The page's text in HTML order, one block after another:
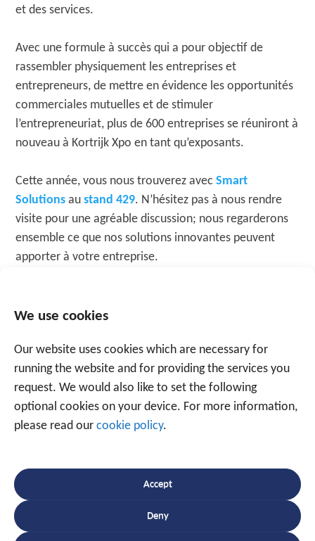
We use cookies
Our website uses cookies which are necessary for
running the website and for providing the services you
request. We would also like to set the following
optional cookies on your device. For more information,
please read our cookie policy.
Accept
Deny
et des services.
Avec une formule à succès qui a pour objectif de
rassembler physiquement les entreprises et
entrepreneurs, de mettre en évidence les opportunités
commerciales mutuelles et de stimuler
l’entrepreneuriat, plus de 600 entreprises se réuniront à
nouveau à Kortrijk Xpo en tant qu’exposants.
Cette année, vous nous trouverez avecSmart
Solutions austand 429. N’hésitez pas à nous rendre
visite pour une agréable discussion; nous regarderons
ensemble ce que nos solutions innovantes peuvent
apporter à votre entreprise.
PLUS D'INFORMATION
+32 56 49 35 87